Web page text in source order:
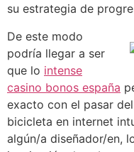
su estrategia de
De este modo
podrí­a llegar a ser
que lo intense
casino bonos españa
exacto con el pasar
bicicleta en internet
algún/a diseñador/en,